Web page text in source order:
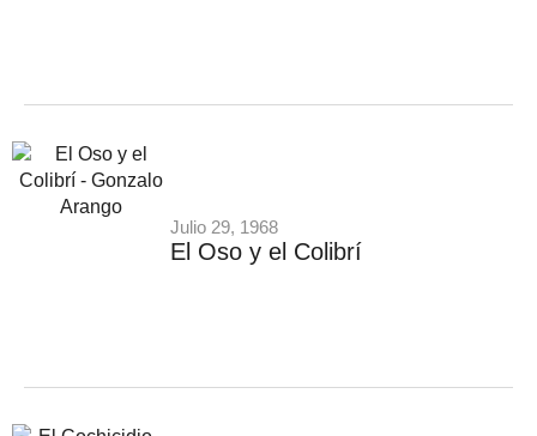
Julio 29, 1968
El Oso y el Colibrí